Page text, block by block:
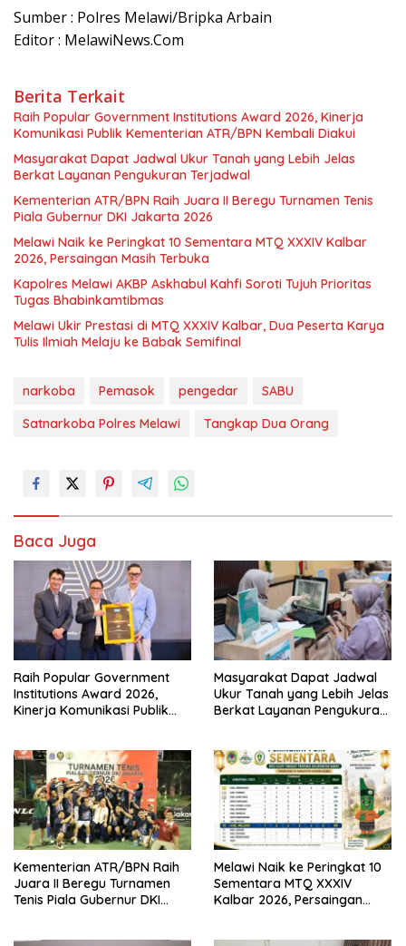
Sumber : Polres Melawi/Bripka Arbain
Editor : MelawiNews.Com
Berita Terkait
Raih Popular Government Institutions Award 2026, Kinerja
Komunikasi Publik Kementerian ATR/BPN Kembali Diakui
Masyarakat Dapat Jadwal Ukur Tanah yang Lebih Jelas
Berkat Layanan Pengukuran Terjadwal
Kementerian ATR/BPN Raih Juara II Beregu Turnamen Tenis
Piala Gubernur DKI Jakarta 2026
Melawi Naik ke Peringkat 10 Sementara MTQ XXXIV Kalbar
2026, Persaingan Masih Terbuka
Kapolres Melawi AKBP Askhabul Kahfi Soroti Tujuh Prioritas
Tugas Bhabinkamtibmas
Melawi Ukir Prestasi di MTQ XXXIV Kalbar, Dua Peserta Karya
Tulis Ilmiah Melaju ke Babak Semifinal
narkoba Pemasok pengedar
SABU
Satnarkoba Polres Melawi
Tangkap Dua Orang
Baca Juga
Raih Popular Government
Institutions Award 2026,
Kinerja Komunikasi Publik
Masyarakat Dapat Jadwal
Ukur Tanah yang Lebih Jelas
Berkat Layanan Pengukuran
Kementerian ATR/BPN Raih
Juara II Beregu Turnamen
Tenis Piala Gubernur DKI
Melawi Naik ke Peringkat 10
Sementara MTQ XXXIV
Kalbar 2026, Persaingan